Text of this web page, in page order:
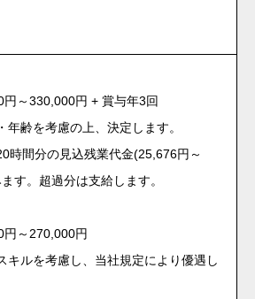
円～330,000円 + 賞与年3回
齢を考慮の上、決定します。
時間分の見込残業代金(25,676円～
す。超過分は支給します。
円～270,000円
キルを考慮し、当社規定により優遇し